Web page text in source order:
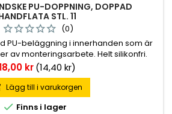
PU-DOPPNING, DOPPAD
STL. 11
(0)
PU-beläggning i innerhanden som är
av monteringsarbete. Helt silikonfri.
kr(14,40 kr)
Lägg till i varukorgen
 Finns i lager